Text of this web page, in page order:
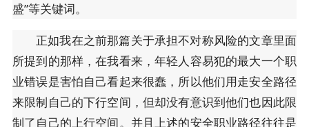
盛”等关键词。
正如我在之前那篇关于承担不对称风险的文章里面
所提到的那样，在我看来，年轻人容易犯的最大一个职
业错误是害怕自己看起来很蠢，所以他们用走安全路径
来限制自己的下行空间，但却没有意识到他们也因此限
制了自己的上行空间。并且上述的安全职业路径往往是